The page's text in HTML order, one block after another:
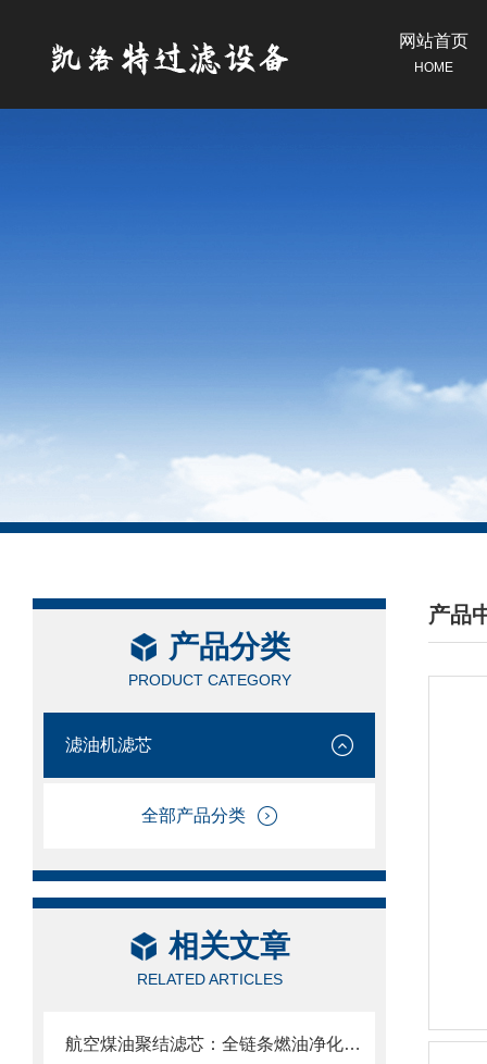
网站首页
HOME
产品分类
PRODUCT CATEGORY
滤油机滤芯
全部产品分类
相关文章
RELATED ARTICLES
航空煤油聚结滤芯：全链条燃油净化的关键配套
产品
/